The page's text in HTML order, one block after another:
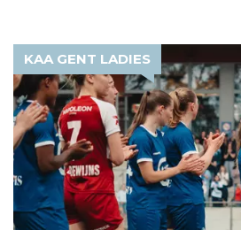
KAA GENT LADIES